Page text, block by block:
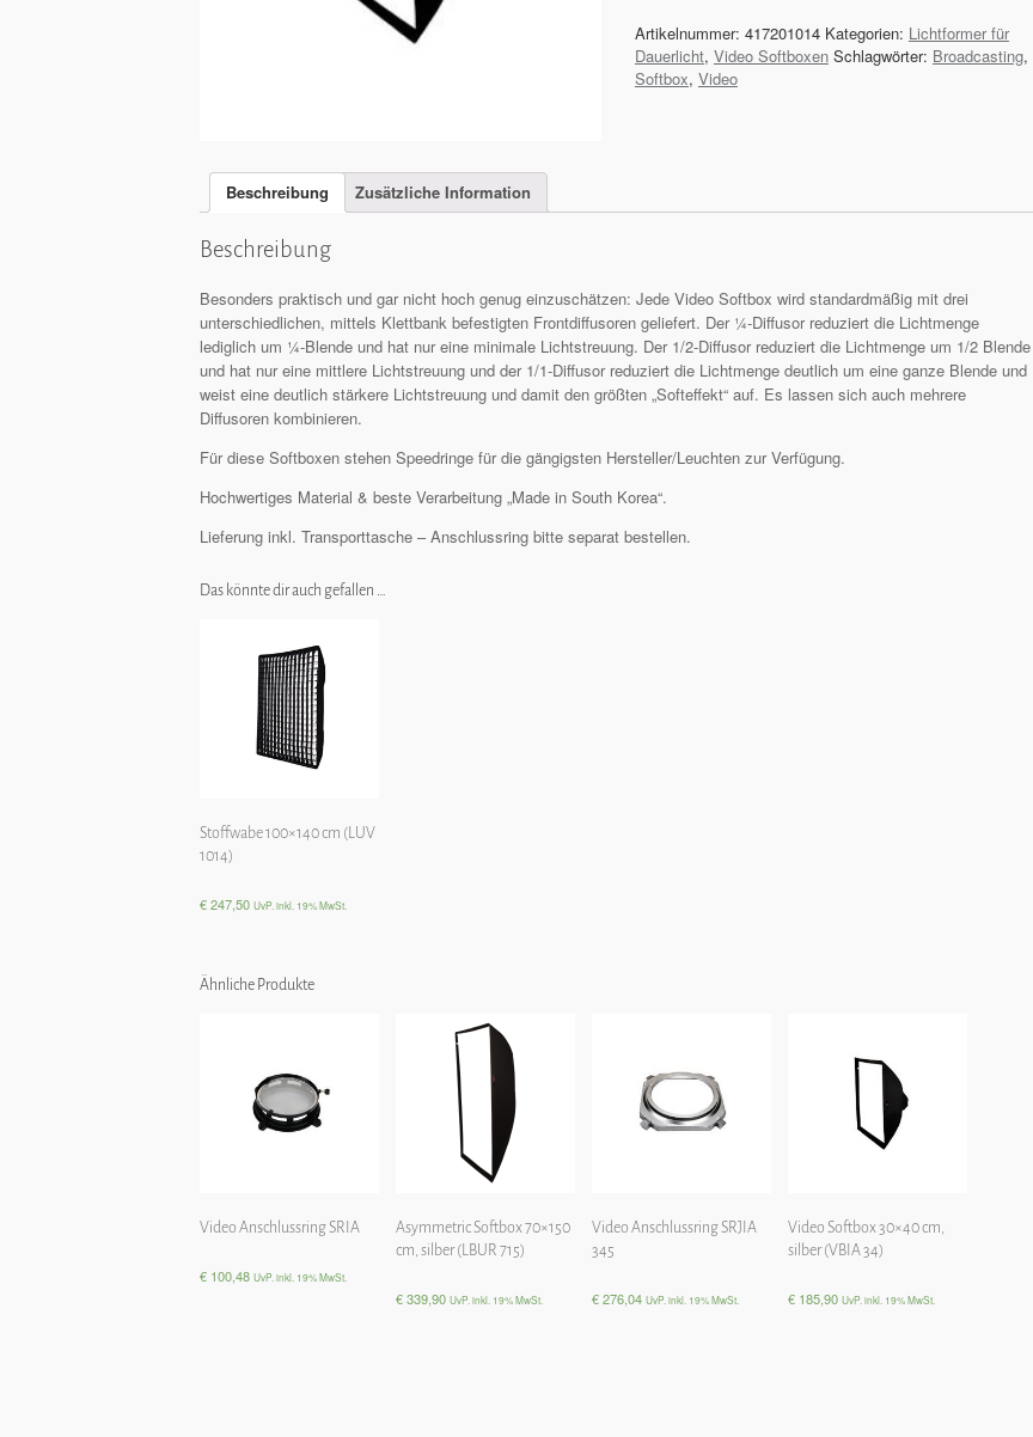
Artikelnummer: 417201014 Kategorien: Lichtformer für
Dauerlicht, Video Softboxen Schlagwörter: Broadcasting,
Softbox, Video
Beschreibung Zusätzliche Information
Beschreibung
Besonders praktisch und gar nicht hoch genug einzuschätzen: Jede Video Softbox wird standardmäßig mit drei
unterschiedlichen, mittels Klettbank befestigten Frontdiffusoren geliefert. Der ¼-Diffusor reduziert die Lichtmenge
lediglich um ¼-Blende und hat nur eine minimale Lichtstreuung. Der 1/2-Diffusor reduziert die Lichtmenge um 1/2 Blende
und hat nur eine mittlere Lichtstreuung und der 1/1-Diffusor reduziert die Lichtmenge deutlich um eine ganze Blende und
weist eine deutlich stärkere Lichtstreuung und damit den größten „Softeffekt“ auf. Es lassen sich auch mehrere
Diffusoren kombinieren.
Für diese Softboxen stehen Speedringe für die gängigsten Hersteller/Leuchten zur Verfügung.
Hochwertiges Material & beste Verarbeitung „Made in South Korea“.
Lieferung inkl. Transporttasche – Anschlussring bitte separat bestellen.
Das könnte dir auch gefallen …
Stoffwabe 100×140 cm (LUV
1014)
€247,50 UvP. inkl. 19% MwSt.
Ähnliche Produkte
Video Anschlussring SRIA
€ 100,48 UvP. inkl. 19% MwSt.
Asymmetric Softbox 70×150
cm, silber (LBUR 715)
€339,90 UvP. inkl. 19% MwSt.
Video Anschlussring SRJIA
345
€276,04 UvP. inkl. 19% MwSt.
Video Softbox 30×40 cm,
silber (VBIA 34)
€185,90 UvP. inkl. 19% MwSt.